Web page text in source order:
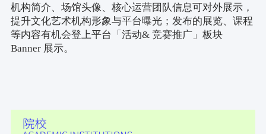
机构简介、场馆头像、核心运营团队信息可对外展示，
提升文化艺术机构形象与平台曝光；发布的展览、课程
等内容有机会登上平台「活动& 竞赛推广」板块
Banner 展示。